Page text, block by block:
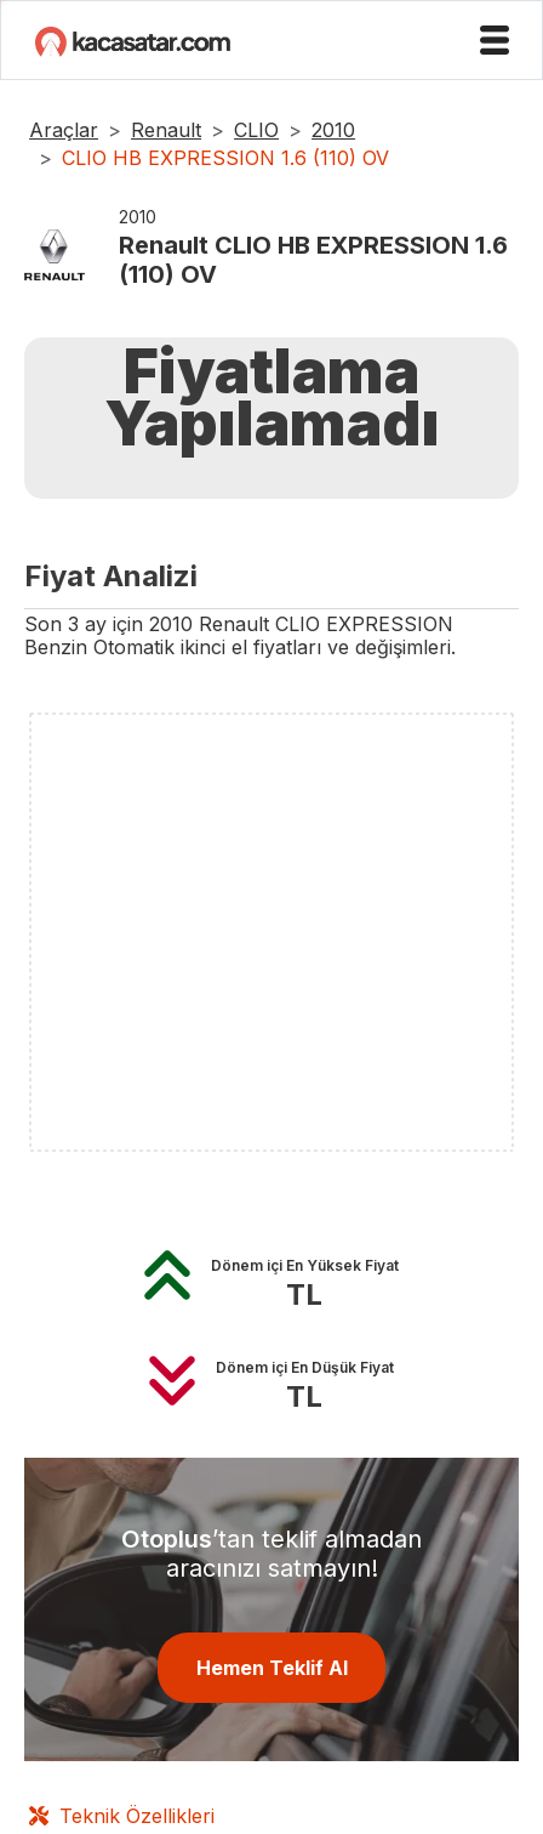
Araçlar Renault CLIO
2010
CLIO HB EXPRESSION 1.6 (110) OV
2010
Renault CLIO HB EXPRESSION 1.6
(110) OV
Fiyatlama
Yapılamadı
Fiyat Analizi
Son 3 ay için 2010 Renault CLIO EXPRESSION
Benzin Otomatik ikinci el fiyatları ve değişimleri.
Dönem içi En Yüksek Fiyat
TL
Dönem içi En Düşük Fiyat
TL
Otoplus’tan teklif almadan
aracınızı satmayın!
Hemen Teklif Al
Teknik Özellikleri